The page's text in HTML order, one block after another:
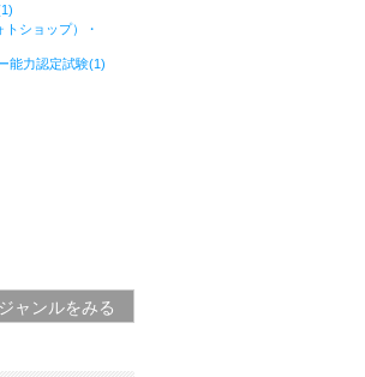
ショップ）・
能力認定試験(1)
ャンルをみる